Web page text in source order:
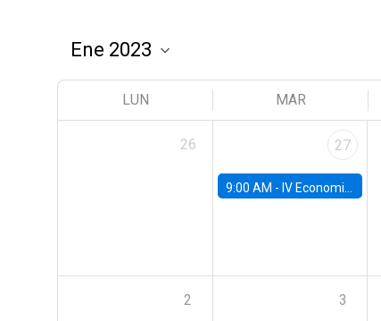
LUN MAR
26 27
9:00 AM - IV Economics Alumni Workshop
2 3